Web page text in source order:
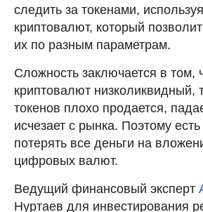
следить за токенами,
криптовалют, который
их по разным параметрам.
Сложность заключается в том,
криптовалют низколиквидный,
токенов плохо продается,
исчезает с рынка. Поэтому
потерять все деньги на
цифровых валют.
Ведущий финансовый эксперт
Нуртаев для инвестирования